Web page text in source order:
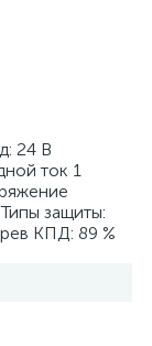
24 В
ток 1
защиты:
КПД: 89 %